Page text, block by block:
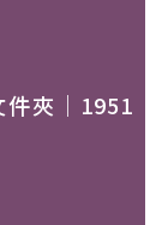
夾｜1951